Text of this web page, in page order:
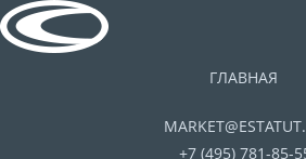
ГЛАВНАЯ
+7 (495) 781-85-